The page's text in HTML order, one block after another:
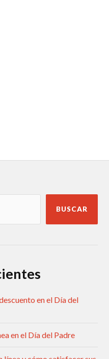
BUSCAR
en el Día del
en el Día del Padre